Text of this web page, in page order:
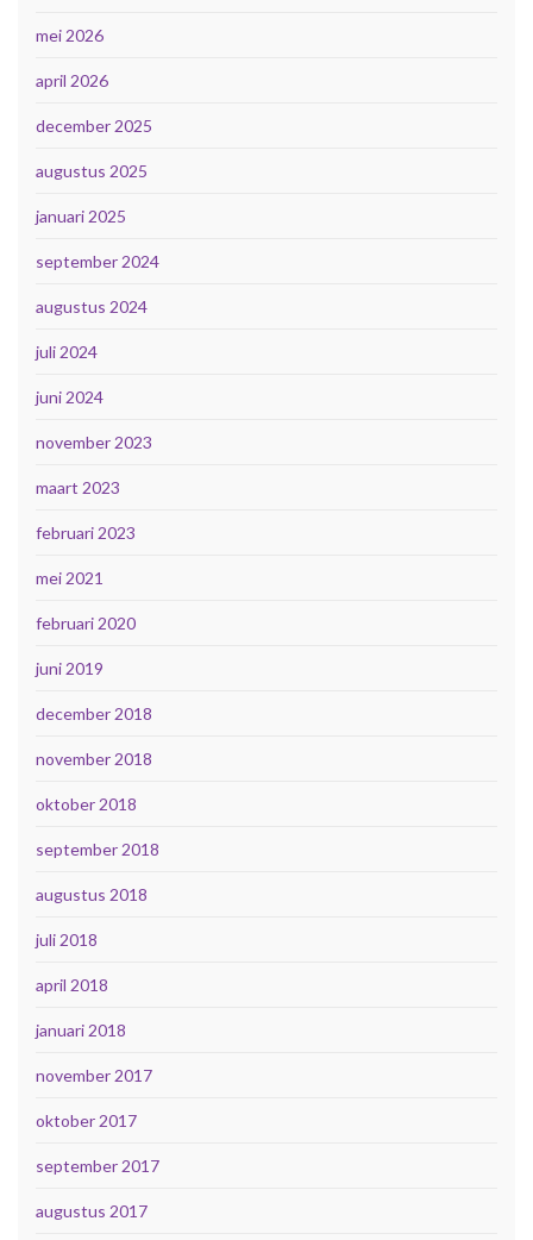
mei 2026
april 2026
december 2025
augustus 2025
januari 2025
september 2024
augustus 2024
juli 2024
juni 2024
november 2023
maart 2023
februari 2023
mei 2021
februari 2020
juni 2019
december 2018
november 2018
oktober 2018
september 2018
augustus 2018
juli 2018
april 2018
januari 2018
november 2017
oktober 2017
september 2017
augustus 2017